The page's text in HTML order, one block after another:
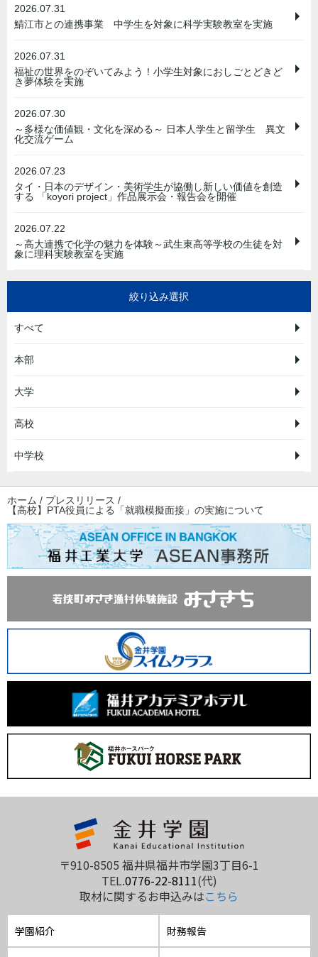
2026.07.31
鯖江市との連携事業 中学生を対象に科学実験教室を実施
2026.07.31
福祉の世界をのぞいてみよう！小学生対象におしごとどきど
き夢体験を実施
2026.07.30
～多様な価値観・文化を深める～ 日本人学生と留学生 異文
化交流ゲーム
2026.07.23
タイ・日本のデザイン・美術学生が協働し新しい価値を創造
する 「koyori project」作品展示会・報告会を開催
2026.07.22
～高大連携で化学の魅力を体験～武生東高等学校の生徒を対
象に理科実験教室を実施
絞り込み選択
すべて
本部
大学
高校
中学校
ホーム / プレスリリース /
【高校】PTA役員による「就職模擬面接」の実施について
〒910-8505 福井県福井市学園3丁目6-1
TEL.0776-22-8111(代)
取材に関するお申込みはこちら
学園紹介 財務報告